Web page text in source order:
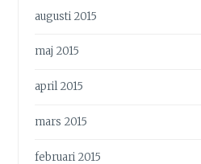
augusti 2015
maj 2015
april 2015
mars 2015
februari 2015